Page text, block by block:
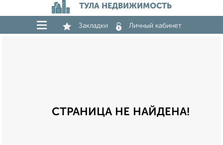
ТУЛА НЕДВИЖИМОСТЬ
Закладки Личный кабинет
СТРАНИЦА НЕ НАЙДЕНА!